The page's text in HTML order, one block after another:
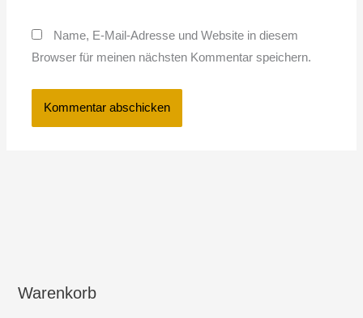
Name, E-Mail-Adresse und Website in diesem
Browser für meinen nächsten Kommentar speichern.
Warenkorb